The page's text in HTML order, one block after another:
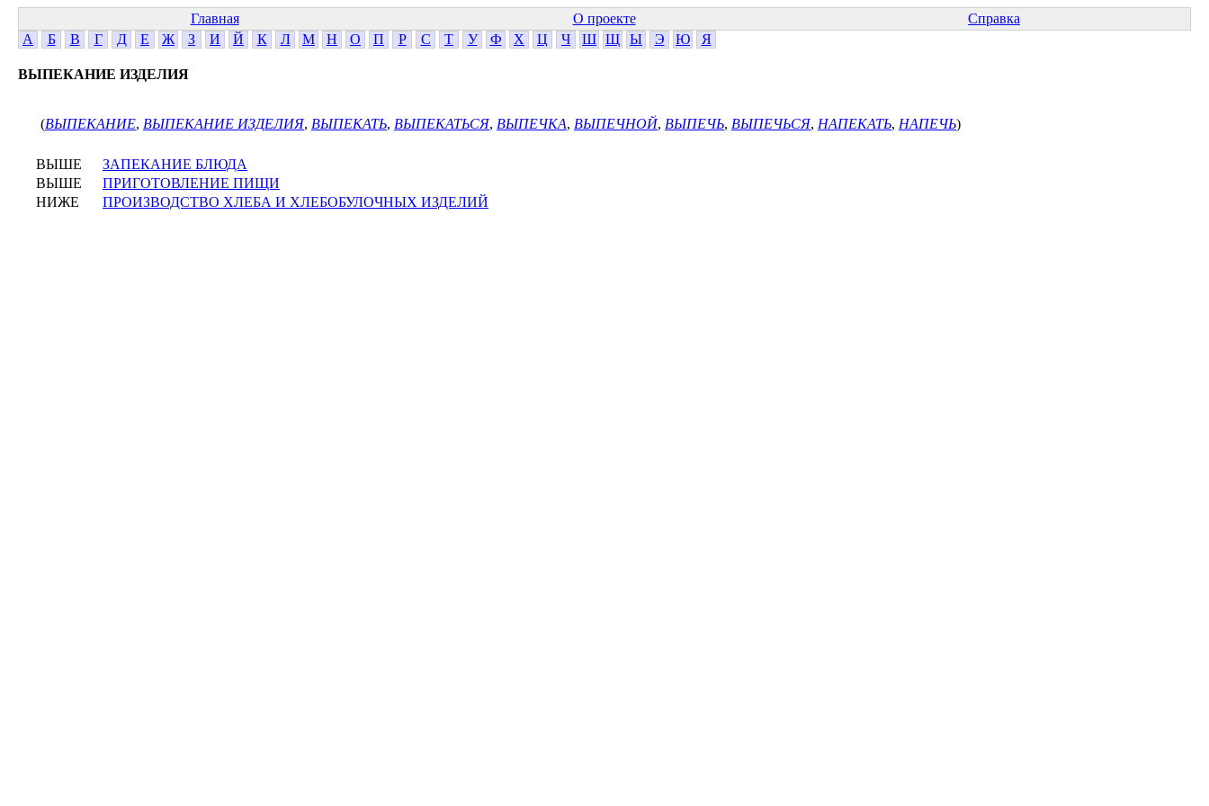
Главная О проекте
Справка
А
Б В Г Д Е Ж З И Й К Л М Н О П Р С Т У Ф Х Ц Ч Ш Щ Ы Э Ю Я
ВЫПЕКАНИЕ ИЗДЕЛИЯ
(ВЫПЕКАНИЕ, ВЫПЕКАНИЕ ИЗДЕЛИЯ, ВЫПЕКАТЬ, ВЫПЕКАТЬСЯ, ВЫПЕЧКА, ВЫПЕЧНОЙ, ВЫПЕЧЬ, ВЫПЕЧЬСЯ, НАПЕКАТЬ, НАПЕЧЬ)
ВЫШЕ
ЗАПЕКАНИЕ БЛЮДА
ВЫШЕ
ПРИГОТОВЛЕНИЕ ПИЩИ
НИЖЕ
ПРОИЗВОДСТВО ХЛЕБА И ХЛЕБОБУЛОЧНЫХ ИЗДЕЛИЙ